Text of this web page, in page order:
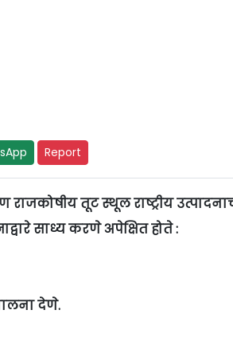
Report
तूट स्थूल राष्ट्रीय
साध्य करणे अपेक्षित होते :
देणे.